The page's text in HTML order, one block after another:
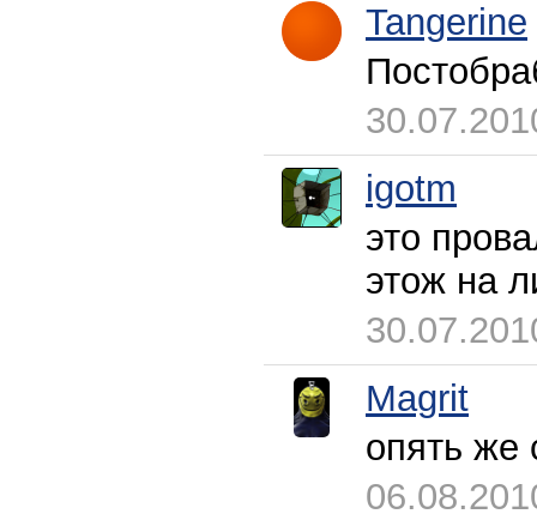
Tangerine
igotm
это
этож на
Magrit
опять же